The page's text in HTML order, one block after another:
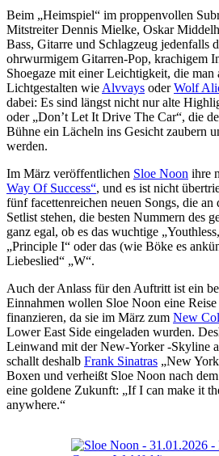
Beim „Heimspiel“ im proppenvollen
Mitstreiter Dennis Mielke, Oskar
Bass, Gitarre und Schlagzeug jedenfalls
ohrwurmigem Gitarren-Pop, krachigem
Shoegaze mit einer Leichtigkeit, die man
Lichtgestalten wie Alvvays oderWolf
dabei: Es sind längst nicht nur alte
oder „Don’t Let It Drive The Car“, die
Bühne ein Lächeln ins Gesicht zaubern
werden.
Im März veröffentlichen Sloe Noon ihre
Way Of Success“, und es ist nicht
fünf facettenreichen neuen Songs, die
Setlist stehen, die besten Nummern des
ganz egal, ob es das wuchtige
„Principle I“ oder das (wie Böke es
Liebeslied“ „W“.
Auch der Anlass für den Auftritt ist ein
Einnahmen wollen Sloe Noon eine
finanzieren, da sie im März zum New
Lower East Side eingeladen wurden.
Leinwand mit der New-Yorker -Skyline
schallt deshalb Frank Sinatras „New
Boxen und verheißt Sloe Noon nach
eine goldene Zukunft: „If I can make it
anywhere.“